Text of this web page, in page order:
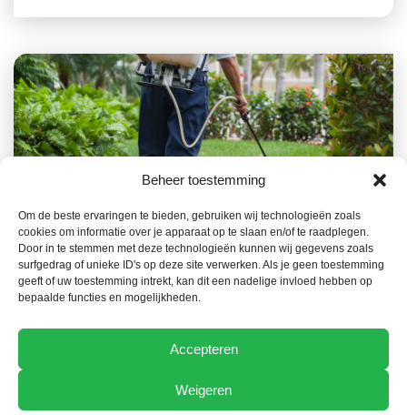
Beheer toestemming
Om de beste ervaringen te bieden, gebruiken wij technologieën zoals
cookies om informatie over je apparaat op te slaan en/of te raadplegen.
Door in te stemmen met deze technologieën kunnen wij gegevens zoals
surfgedrag of unieke ID's op deze site verwerken. Als je geen toestemming
geeft of uw toestemming intrekt, kan dit een nadelige invloed hebben op
bepaalde functies en mogelijkheden.
Accepteren
Weigeren
22 JUIN 2026 TECHNIQUE
Un registre de l’utilisation des produits phytos
au format électronique à partir du 1er janvier
2027